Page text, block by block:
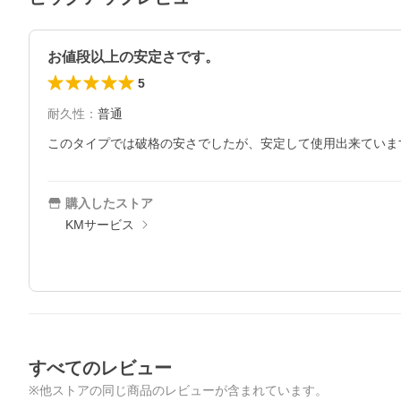
お値段以上の安定さです。
5
耐久性 ： 普通
このタイプでは破格の安さでしたが、安定して使用出来ていま
購入したストア
KMサービス
すべてのレビュー
※他ストアの同じ商品のレビューが含まれています。